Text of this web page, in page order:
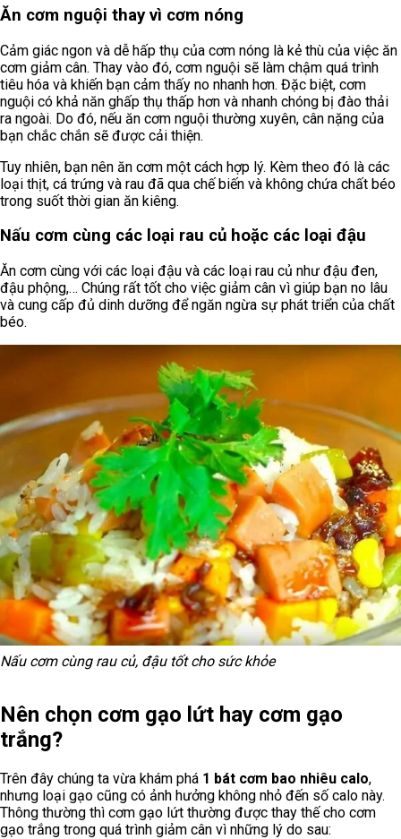
Ăn cơm nguội thay vì cơm nóng
Cảm giác ngon và dễ hấp thụ của cơm nóng là kẻ thù của việc ăn
cơm giảm cân. Thay vào đó, cơm nguội sẽ làm chậm quá trình
tiêu hóa và khiến bạn cảm thấy no nhanh hơn. Đặc biệt, cơm
nguội có khả năn ghấp thụ thấp hơn và nhanh chóng bị đào thải
ra ngoài. Do đó, nếu ăn cơm nguội thường xuyên, cân nặng của
bạn chắc chắn sẽ được cải thiện.
Tuy nhiên, bạn nên ăn cơm một cách hợp lý. Kèm theo đó là các
loại thịt, cá trứng và rau đã qua chế biến và không chứa chất béo
trong suốt thời gian ăn kiêng.
Nấu cơm cùng các loại rau củ hoặc các loại đậu
Ăn cơm cùng với các loại đậu và các loại rau củ như đậu đen,
đậu phộng,… Chúng rất tốt cho việc giảm cân vì giúp bạn no lâu
và cung cấp đủ dinh dưỡng để ngăn ngừa sự phát triển của chất
béo.
Nấu cơm cùng rau củ, đậu tốt cho sức khỏe
Nên chọn cơm gạo lứt hay cơm gạo
trắng?
Trên đây chúng ta vừa khám phá 1 bát cơm bao nhiêu calo,
nhưng loại gạo cũng có ảnh hưởng không nhỏ đến số calo này.
Thông thường thì cơm gạo lứt thường được thay thế cho cơm
gạo trắng trong quá trình giảm cân vì những lý do sau: